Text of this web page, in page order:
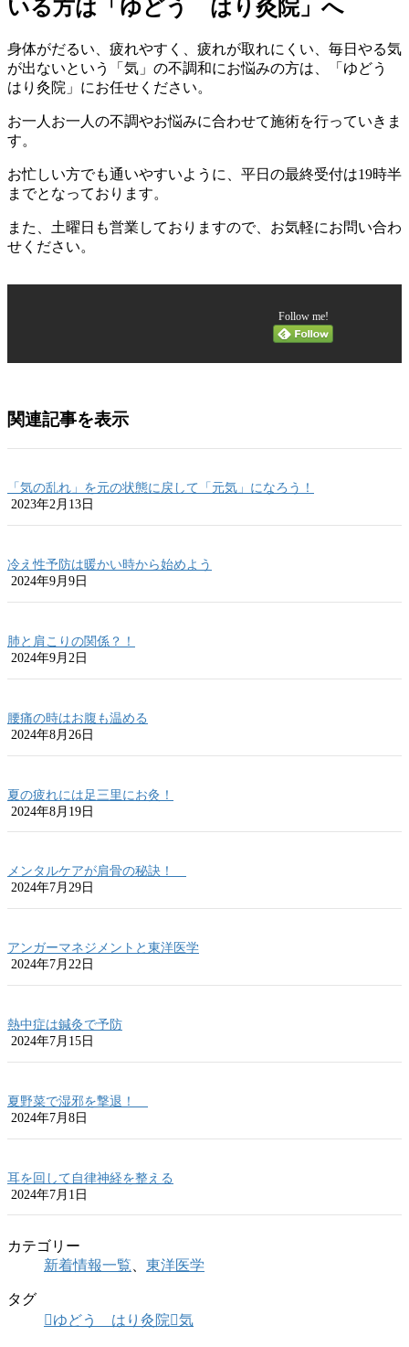
いる方は「ゆどう はり灸院」へ
身体がだるい、疲れやすく、疲れが取れにくい、毎日やる気
が出ないという「気」の不調和にお悩みの方は、「ゆどう
はり灸院」にお任せください。
お一人お一人の不調やお悩みに合わせて施術を行っていきま
す。
お忙しい方でも通いやすいように、平日の最終受付は19時半
までとなっております。
また、土曜日も営業しておりますので、お気軽にお問い合わ
せください。
Follow me!
関連記事を表示
「気の乱れ」を元の状態に戻して「元気」になろう！
2023年2月13日
冷え性予防は暖かい時から始めよう
2024年9月9日
肺と肩こりの関係？！
2024年9月2日
腰痛の時はお腹も温める
2024年8月26日
夏の疲れには足三里にお灸！
2024年8月19日
メンタルケアが肩骨の秘訣！
2024年7月29日
アンガーマネジメントと東洋医学
2024年7月22日
熱中症は鍼灸で予防
2024年7月15日
夏野菜で湿邪を撃退！
2024年7月8日
耳を回して自律神経を整える
2024年7月1日
カテゴリー
新着情報一覧
東洋医学
タグ
ゆどう はり灸院
気